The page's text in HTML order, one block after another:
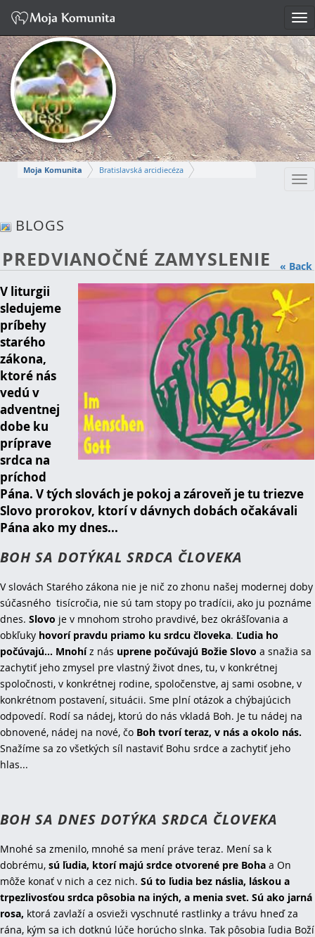
Moja Komunita
Bratislavská arcidiecéza
MÁRIA
Napísať správu
BLOGS
« Back
PREDVIANOČNÉ ZAMYSLENIE
V liturgii
sledujeme
príbehy
starého
zákona,
ktoré nás
vedú v
adventnej
dobe ku
príprave
srdca na
príchod
Pána. V tých slovách je pokoj a zároveň je tu triezve
Slovo prorokov, ktorí v dávnych dobách očakávali
Pána ako my dnes...
BOH SA DOTÝKAL SRDCA ČLOVEKA
V slovách Starého zákona nie je nič zo zhonu našej modernej doby
súčasného tisícročia, nie sú tam stopy po tradícii, ako ju poznáme
dnes. Slovo je v mnohom stroho pravdivé, bez okrášľovania a
obkľuky hovorí pravdu priamo ku srdcu človeka. Ľudia ho
počúvajú... Mnohíz nás uprene počúvajú Božie Slovo a snažia sa
zachytiť jeho zmysel pre vlastný život dnes, tu, v konkrétnej
spoločnosti, v konkrétnej rodine, spoločenstve, aj sami osobne, v
konkrétnom postavení, situácii. Sme plní otázok a chýbajúcich
odpovedí. Rodí sa nádej, ktorú do nás vkladá Boh. Je tu nádej na
obnovené, nádej na nové, čo Boh tvorí teraz, v nás a okolo nás.
Snažíme sa zo všetkých síl nastaviť Bohu srdce a zachytiť jeho
hlas...
BOH SA DNES DOTÝKA SRDCA ČLOVEKA
Mnohé sa zmenilo, mnohé sa mení práve teraz. Mení sa k
dobrému, sú ľudia, ktorí majú srdce otvorené pre Boha a On
môže konať v nich a cez nich. Sú to ľudia bez náslia, láskou a
trpezlivosťou srdca pôsobia na iných, a menia svet. Sú ako jarná
rosa, ktorá zavlaží a osvieži vyschnuté rastlinky a trávu hneď za
rána, kým sa ich dotknú lúče horúcho slnka. Tak pôsobia ľudia Boží